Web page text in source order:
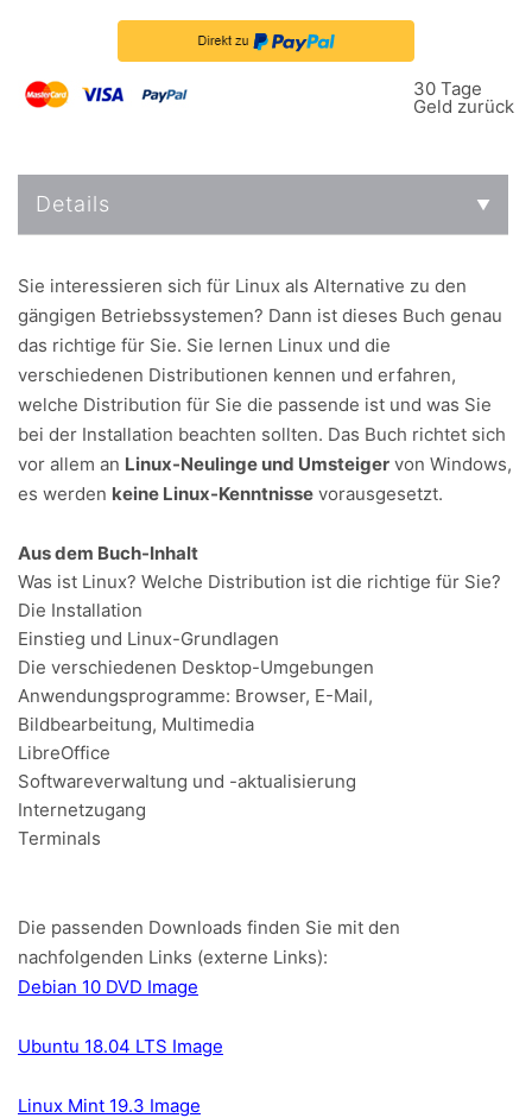
30 Tage
Geld zurück
Details
Sie interessieren sich für Linux als Alternative zu den
gängigen Betriebssystemen? Dann ist dieses Buch genau
das richtige für Sie. Sie lernen Linux und die
verschiedenen Distributionen kennen und erfahren,
welche Distribution für Sie die passende ist und was Sie
bei der Installation beachten sollten. Das Buch richtet sich
vor allem an Linux-Neulinge und Umsteiger von Windows,
es werden keine Linux-Kenntnisse vorausgesetzt.
Aus dem Buch-Inhalt
Was ist Linux? Welche Distribution ist die richtige für Sie?
Die Installation
Einstieg und Linux-Grundlagen
Die verschiedenen Desktop-Umgebungen
Anwendungsprogramme: Browser, E-Mail,
Bildbearbeitung, Multimedia
LibreOffice
Softwareverwaltung und -aktualisierung
Internetzugang
Terminals
Die passenden Downloads finden Sie mit den
nachfolgenden Links (externe Links):
Debian 10 DVD Image
Ubuntu 18.04 LTS Image
Linux Mint 19.3 Image